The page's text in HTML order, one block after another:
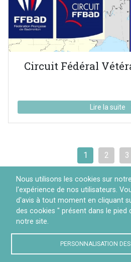
Circuit Fédéral
Lire la suite
Page
1 Page
2 3
Nous utilisons les cookies sur
l'expérience de nos utilisateurs.
d'avis à tout moment en cliquant
des cookies " présent dans le pied
notre site.
PERSONNALISATION